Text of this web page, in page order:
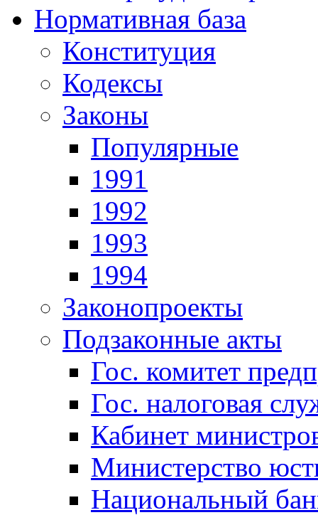
Нормативная база
Конституция
Кодексы
Законы
Популярные
1991
1992
1993
1994
Законопроекты
Подзаконные акты
Гос. комитет
Гос. налоговая
Кабинет
Министерство
Национальный